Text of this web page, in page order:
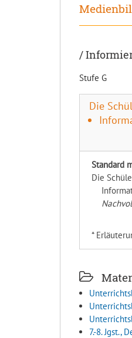
/
Stufe G
Die
Standard
Die
*
7.-8. Jgst.,